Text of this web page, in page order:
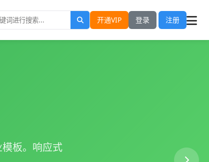
开通VIP 登录 注册
板。响应式